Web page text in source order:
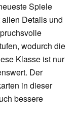
Spiele
Details und
wodurch die
Klasse ist nur
Der
in dieser
bessere